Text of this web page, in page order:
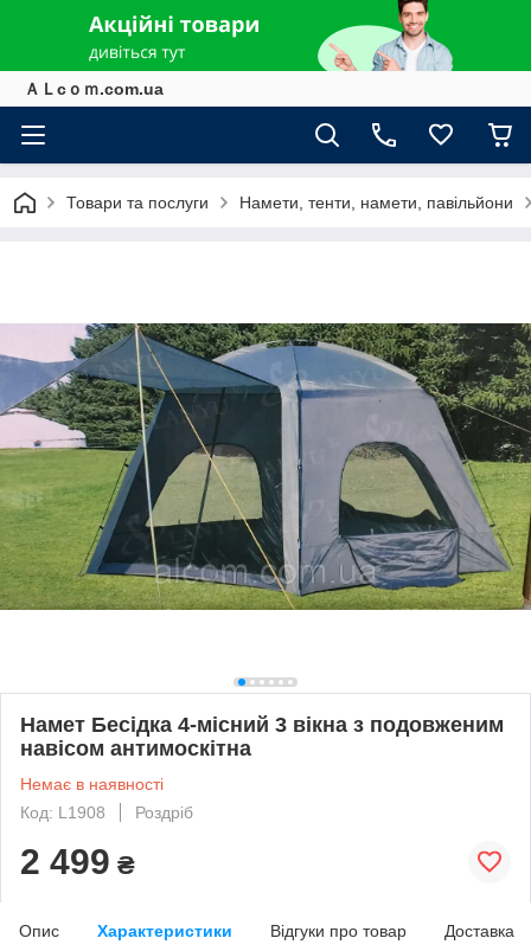
ＡＬcｏｍ.com.ua
Товари та послуги Намети, тенти, намети, павільйони
Намет Бесідка 4-місний 3 вікна з подовженим
навісом антимоскітна
Немає в наявності
Код: L1908
Роздріб
2 499 ₴
Опис Характеристики Відгуки про товар Доставка